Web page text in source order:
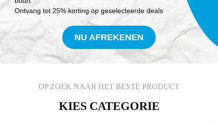
Ontvang tot 25% korting op geselecteerde deals
NU AFREKENEN
OP ZOEK NAAR HET BESTE PRODUCT
KIES CATEGORIE